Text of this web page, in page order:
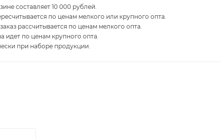
составляет 10 000 рублей.
по ценам мелкого или крупного опта.
рассчитывается по ценам мелкого опта.
идет по ценам крупного опта.
при наборе продукции.